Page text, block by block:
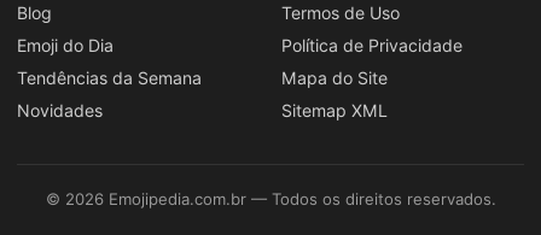
Blog
Emoji do Dia
Tendências da Semana
Novidades
Termos de Uso
Política de Privacidade
Mapa do Site
Sitemap XML
© 2026 Emojipedia.com.br — Todos os direitos reservados.